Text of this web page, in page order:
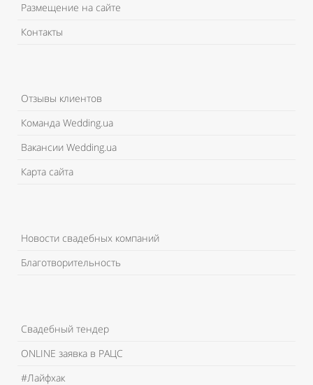
Размещение на сайте
Контакты
Отзывы клиентов
Команда Wedding.ua
Вакансии Wedding.ua
Карта сайта
Новости свадебных компаний
Благотворительность
Свадебный тендер
ONLINE заявка в РАЦС
#Лайфхак